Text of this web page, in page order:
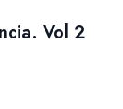
Vol 2